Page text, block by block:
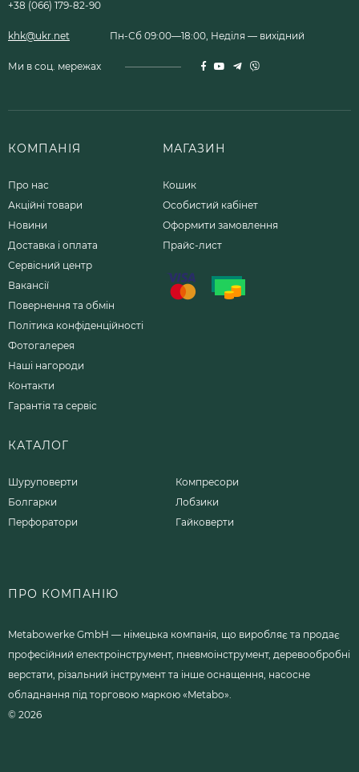
+38 (066) 179-82-90
khk@ukr.net Пн-Сб 09:00—18:00, Неділя — вихідний
Ми в соц. мережах
КОМПАНІЯ
Про нас
Акційні товари
Новини
Доставка і оплата
Сервісний центр
Вакансії
Повернення та обмін
Політика конфіденційності
Фотогалерея
Наші нагороди
Контакти
Гарантія та сервіс
МАГАЗИН
Кошик
Особистий кабінет
Оформити замовлення
Прайс-лист
КАТАЛОГ
Шуруповерти
Болгарки
Перфоратори
Компресори
Лобзики
Гайковерти
ПРО КОМПАНІЮ
Metabowerke GmbH — німецька компанія, що виробляє та продає
професійний електроінструмент, пневмоінструмент, деревообробні
верстати, різальний інструмент та інше оснащення, насосне
обладнання під торговою маркою «Metabo».
© 2026